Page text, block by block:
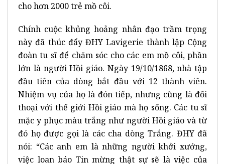
cho hơn 2000 trẻ mồ côi.
Chính cuộc khủng hoảng nhân đạo trầm trọng
này đã thúc đẩy ĐHY Lavigerie thành lập Cộng
đoàn tu sĩ để chăm sóc cho các em mồ côi, phần
lớn là người Hồi giáo. Ngày 19/10/1868, nhà tập
đầu tiên của dòng bắt đầu với 12 thành viên.
Nhiệm vụ của họ là đón tiếp, nhưng cũng là đối
thoại với thế giới Hồi giáo mà họ sống. Các tu sĩ
mặc y phục màu trắng như người Hồi giáo và từ
đó họ được gọi là các cha dòng Trắng. ĐHY đã
nói: “Các anh em là những người khởi xướng,
việc loan báo Tin mừng thật sự sẽ là việc của